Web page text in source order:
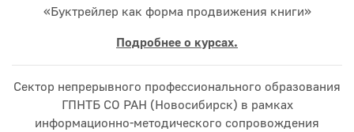
«Буктрейлер как форма продвижения книги»
Подробнее о курсах.
Сектор непрерывного профессионального образования
ГПНТБ СО РАН (Новосибирск) в рамках
информационно-методического сопровождения